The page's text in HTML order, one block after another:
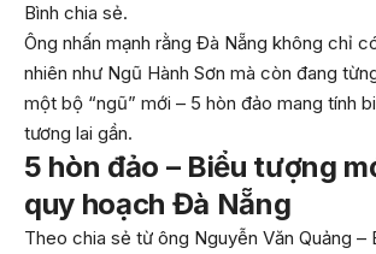
Bình chia sẻ.
Ông nhấn mạnh rằng Đà Nẵng không chỉ
nhiên như Ngũ Hành Sơn mà còn đang
một bộ “ngũ” mới – 5 hòn đảo mang tính
tương lai gần.
5 hòn đảo – Biểu tượng
quy hoạch Đà Nẵng
Theo chia sẻ từ ông Nguyễn Văn Quảng –